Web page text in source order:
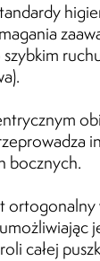
bocznych.
ortogonalny
całej